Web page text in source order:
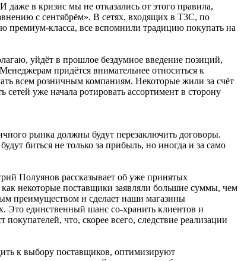
в кризис мы не отказались от этого правила,
с сентябрём». В сетях, входящих в Т3С, по
премиум-класса, все вспомнили традицию покупать на
уйдёт в прошлое бездумное введение позиций,
придётся внимательнее относиться к
всем розничным компаниям. Некоторые жили за счёт
уже начала ротировать ассортимент в сторону
рынка должны будут перезаключить договоры.
биться не только за прибыль, но иногда и за само
Полуянов рассказывает об уже принятых
некоторые поставщики заявляли большие суммы, чем
преимуществом и сделает наши магазины
Это единственный шанс со-хранить клиентов и
что, скорее всего, следствие реализации
к выбору поставщиков, оптимизируют